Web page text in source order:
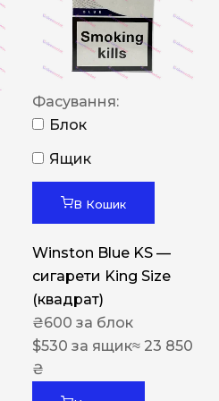
Фасування:
Блок
Ящик
В Кошик
Winston Blue KS —
сигарети King Size
(квадрат)
₴600 за блок
$530 за ящик≈ 23 850
₴